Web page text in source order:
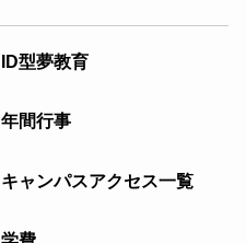
ID型夢教育
年間行事
キャンパスアクセス一覧